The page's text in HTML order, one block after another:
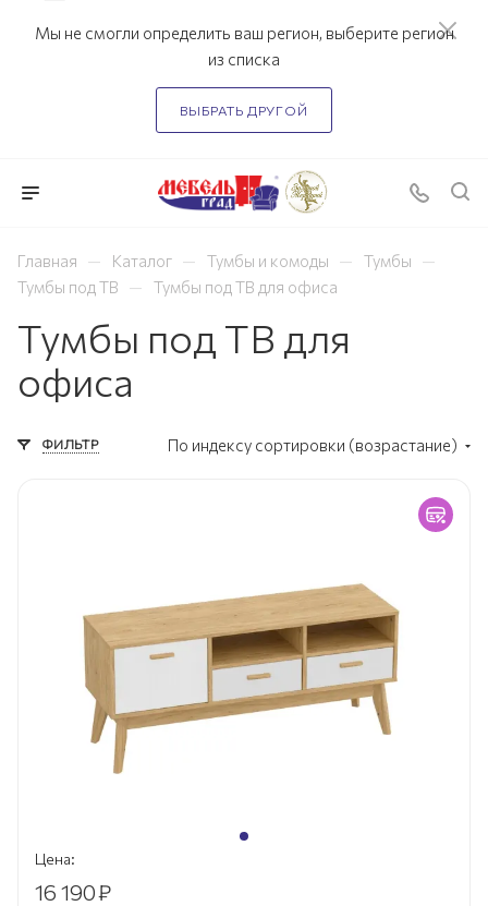
Мы не смогли определить ваш регион, выберите регион
из списка
ВЫБРАТЬ ДРУГОЙ
Главная — Каталог — Тумбы и комоды — Тумбы —
Тумбы под ТВ — Тумбы под ТВ для офиса
Тумбы под ТВ для
офиса
ФИЛЬТР По индексу сортировки (возрастание)
Цена:
16 190₽